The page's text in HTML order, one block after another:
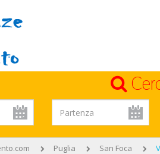
Puglia San Foca